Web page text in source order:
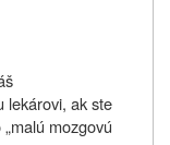
lekárovi, ak ste
mozgovú